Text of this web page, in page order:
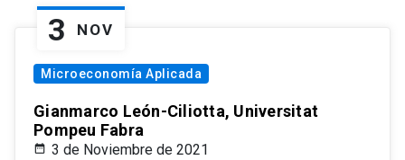
3 NOV
Microeconomía Aplicada
Gianmarco León-Ciliotta, Universitat
Pompeu Fabra
3 de Noviembre de 2021